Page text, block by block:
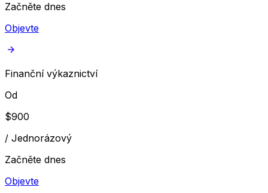
Začněte dnes
Objevte
Finanční výkaznictví
Od
$900
/ Jednorázový
Začněte dnes
Objevte